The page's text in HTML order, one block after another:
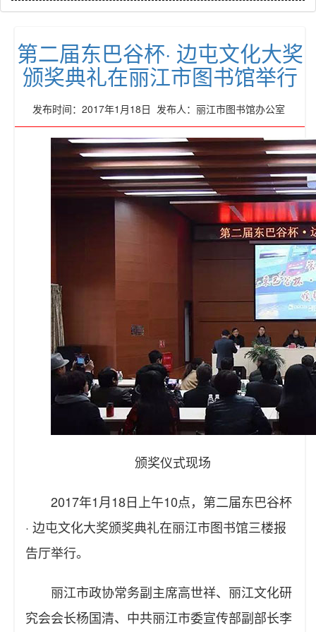
第二届东巴谷杯· 边屯文化大奖
颁奖典礼在丽江市图书馆举行
发布时间：2017年1月18日 发布人：丽江市图书馆办公室
颁奖仪式现场
2017年1月18日上午10点，第二届东巴谷杯
· 边屯文化大奖颁奖典礼在丽江市图书馆三楼报
告厅举行。
丽江市政协常务副主席高世祥、丽江文化研
究会会长杨国清、中共丽江市委宣传部副部长李